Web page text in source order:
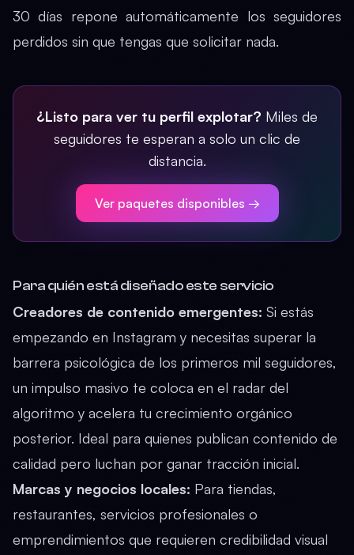
30 días repone automáticamente los seguidores
perdidos sin que tengas que solicitar nada.
¿Listo para ver tu perfil explotar? Miles de
seguidores te esperan a solo un clic de
distancia.
Ver paquetes disponibles →
Para quién está diseñado este servicio
Creadores de contenido emergentes: Si estás
empezando en Instagram y necesitas superar la
barrera psicológica de los primeros mil seguidores,
un impulso masivo te coloca en el radar del
algoritmo y acelera tu crecimiento orgánico
posterior. Ideal para quienes publican contenido de
calidad pero luchan por ganar tracción inicial.
Marcas y negocios locales: Para tiendas,
restaurantes, servicios profesionales o
emprendimientos que requieren credibilidad visual